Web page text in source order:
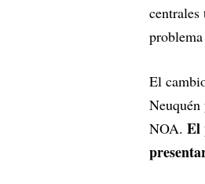
El
NOA. El